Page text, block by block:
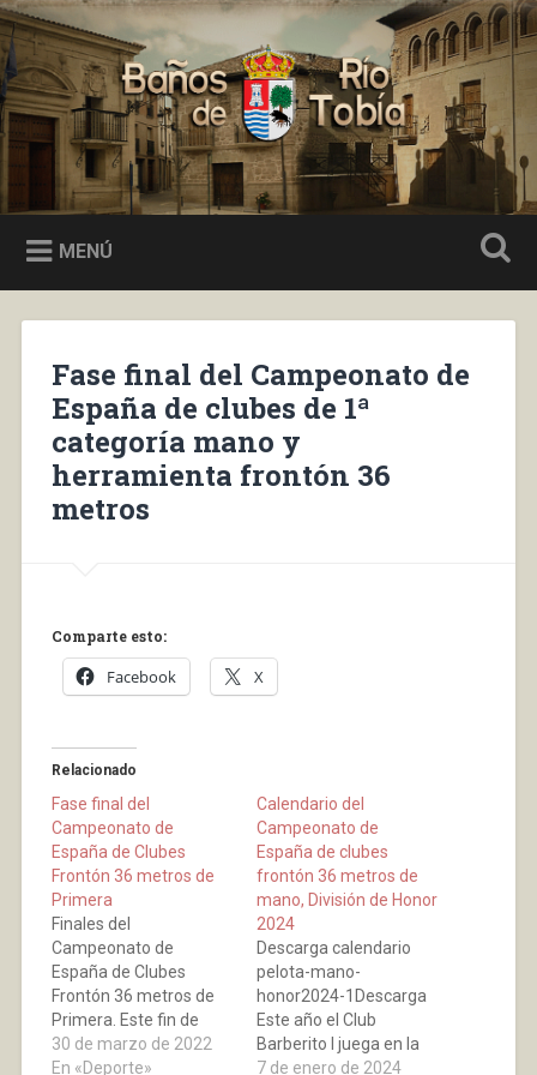
Saltar
al
contenido
Buscar
Baños de Río Tobía
MENÚ
Fase final del Campeonato de
España de clubes de 1ª
categoría mano y
herramienta frontón 36
metros
Comparte esto:
Facebook X
Relacionado
Fase final del
Campeonato de
España de Clubes
Frontón 36 metros de
Primera
Finales del
Campeonato de
España de Clubes
Frontón 36 metros de
Primera. Este fin de
semana desde el
Frontón Toki Eder de
30 de marzo de 2022
En «Deporte»
Calendario del
Campeonato de
España de clubes
frontón 36 metros de
mano, División de Honor
2024
Descarga calendario
pelota-mano-
honor2024-1Descarga
Este año el Club
Barberito I juega en la
máxima categoría del
7 de enero de 2024